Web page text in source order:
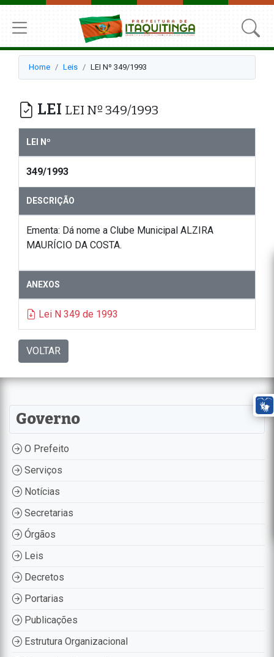
Home Leis LEI Nº 349/1993
LEI LEI Nº 349/1993
LEI Nº
349/1993
DESCRIÇÃO
Ementa: Dá nome a Clube Municipal ALZIRA
MAURÍCIO DA COSTA.
ANEXOS
Lei N 349 de 1993
VOLTAR
Governo
O Prefeito
Serviços
Notícias
Secretarias
Órgãos
Leis
Decretos
Portarias
Publicações
Estrutura Organizacional